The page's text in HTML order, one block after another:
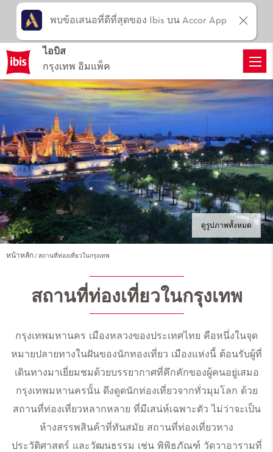
ดูรูปภาพทั้งหมด
หน้าหลัก สถานที่ท่องเที่ยวในกรุงเทพ
สถานที่ท่องเที่ยวในกรุงเทพ
กรุงเทพมหานคร เมืองหลวงของประเทศไทย คือหนึ่งในจุด
หมายปลายทางในฝันของนักทองเที่ยว เมืองแห่งนี้ ต้อนรับผู้ที่
เดินทางมาเยี่ยมชมด้วยบรรยากาศที่คึกคักของผู้คนอยู่เสมอ
กรุงเทพมหานครนั้น ดึงดูดนักท่องเที่ยวจากทั่วมุมโลก ด้วย
สถานที่ท่องเที่ยวหลากหลาย ที่มีเสน่ห์เฉพาะตัว ไม่ว่าจะเป็น
ห้างสรรพสินค้าที่ทันสมัย สถานที่ท่องเที่ยวทาง
ประวัติศาสตร์ และวัฒนธรรม เช่น พิพิธภัณฑ์ วัดวาอารามที่
ไอบิส
กรุงเทพ อิมแพ็ค
พบข้อเสนอที่ดีที่สุดของ Ibis บน Accor App